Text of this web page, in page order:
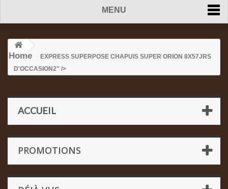
MENU
Home
EXPRESS SUPERPOSE CHAPUIS SUPER ORION 8X57JRS
D'OCCASION2" />
ACCUEIL
PROMOTIONS